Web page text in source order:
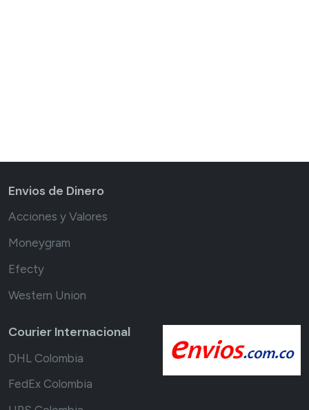
Envios de Dinero
Acciones y Valores
Moneygram
Efecty
Western Union
Courier Internacional
DHL Colombia
FedEx Colombia